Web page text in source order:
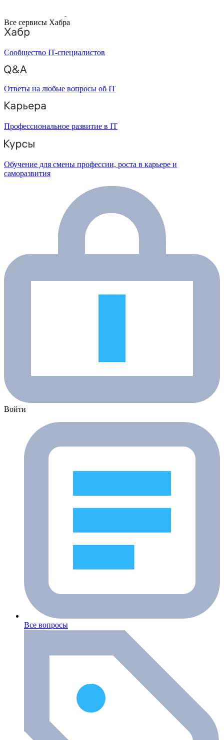
Все сервисы Хабра
Сообщество IT-специалистов
Ответы на любые вопросы об IT
Профессиональное развитие в IT
Обучение для смены профессии, роста в карьере и
саморазвития
Войти
Все вопросы